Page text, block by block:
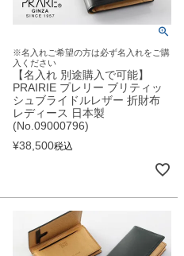
※名入れご希望の方は必ず名入れをご購
入ください
【名入れ 別途購入で可能】
PRAIRIE プレリー ブリティッ
シュブライドルレザー 折財布
レディース 日本製
(No.09000796)
¥38,500税込